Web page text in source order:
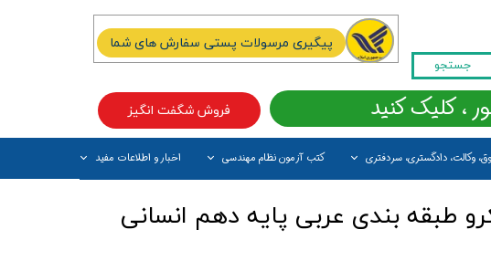
جستجو
وکالت، دادگستری، سردفتری کتب آزمون نظام مهندسی اخبار و اطلاعات مفید
فروش شگفت انگیز ، کلیک کنید
پیگیری مرسولات پستی سفارش های شما
طبقه بندی عربی پایه دهم انسانی